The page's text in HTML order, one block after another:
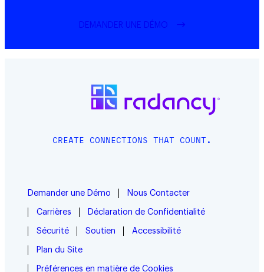
DEMANDER UNE DÉMO
CREATE CONNECTIONS THAT COUNT.
Demander une Démo Nous Contacter
Carrières Déclaration de Confidentialité
Sécurité Soutien Accessibilité
Plan du Site
Préférences en matière de Cookies